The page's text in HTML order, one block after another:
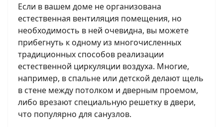
Если в вашем доме не организована
естественная вентиляция помещения, но
необходимость в ней очевидна, вы можете
прибегнуть к одному из многочисленных
традиционных способов реализации
естественной циркуляции воздуха. Многие,
например, в спальне или детской делают щель
в стене между потолком и дверным проемом,
либо врезают специальную решетку в двери,
что популярно для санузлов.